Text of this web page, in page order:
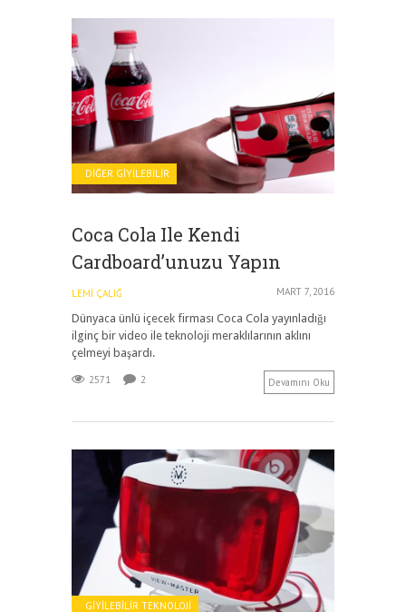
DIĞER GIYILEBILIR
Coca Cola Ile Kendi
Cardboard’unuzu Yapın
LEMI ÇALIĞ MART 7, 2016
Dünyaca ünlü içecek firması Coca Cola yayınladığı
ilginç bir video ile teknoloji meraklılarının aklını
çelmeyi başardı.
2571 2 Devamını Oku
GIYILEBILIR TEKNOLOJI